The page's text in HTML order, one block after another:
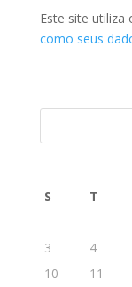
Este site utiliza
como seus
S T
3
4
10
11